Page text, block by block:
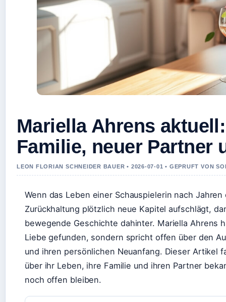
Mariella Ahrens
Familie, neuer Partner
LEON FLORIAN SCHNEIDER BAUER • 2026-07-01 • GEPRUFT VON
Wenn das Leben einer Schauspielerin nach
Zurückhaltung plötzlich neue Kapitel aufschlägt,
bewegende Geschichte dahinter. Mariella Ahrens
Liebe gefunden, sondern spricht offen über den
und ihren persönlichen Neuanfang. Dieser Artikel
über ihr Leben, ihre Familie und ihren Partner
noch offen bleiben.